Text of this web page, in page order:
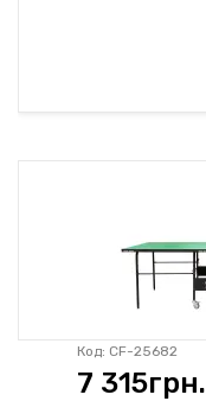
Код: CF-25682
7 315грн.